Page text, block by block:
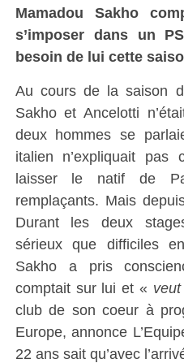
Mamadou Sakho
s’imposer dans un
besoin de lui cette
Au cours de la saison
Sakho et Ancelotti
deux hommes se
italien n’expliquait pas
laisser le natif de
remplaçants. Mais
Durant les deux
sérieux que difficiles
Sakho a pris
comptait sur lui et «
club de son coeur à
Europe, annonce
22 ans sait qu’avec